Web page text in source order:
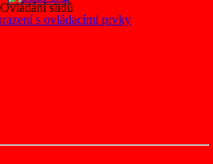
Ovládání slidů
s ovládacími prvky